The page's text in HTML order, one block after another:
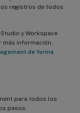
registros de todos
y Workspace
más información,
de forma
para todos los
pasos: